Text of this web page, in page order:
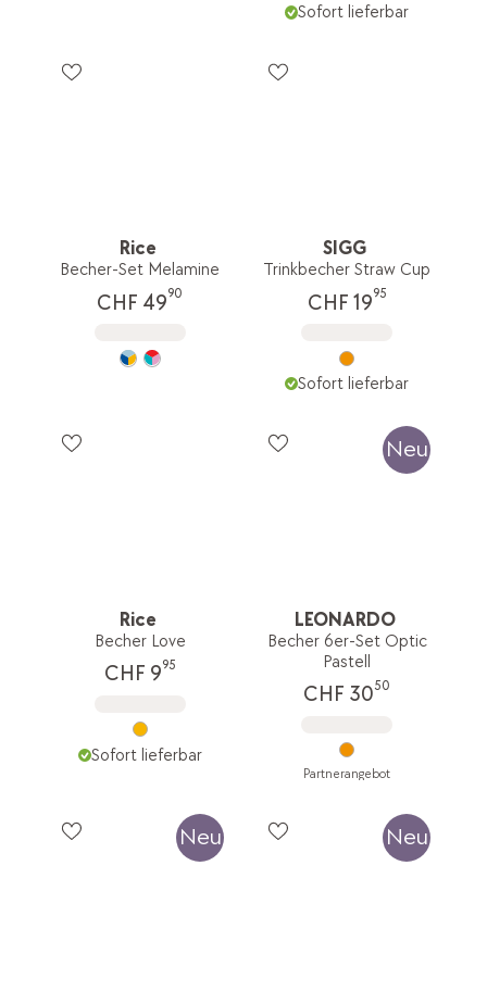
Sofort lieferbar
Rice
Becher-Set Melamine
CHF 4990
SIGG
Trinkbecher Straw Cup
CHF 1995
Sofort lieferbar
Rice
Becher Love
CHF 995
Sofort lieferbar
Neu
LEONARDO
Becher 6er-Set Optic
Pastell
CHF 3050
Partnerangebot
Neu Neu